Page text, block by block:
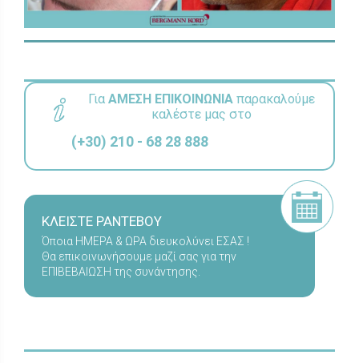
ΓιαΑΜΕΣΗ ΕΠΙΚΟΙΝΩΝΙΑ παρακαλούμε
καλέστε μας στο
(+30) 210 - 68 28 888
ΚΛΕΙΣΤΕ ΡΑΝΤΕΒΟΥ
Όποια ΗΜΕΡΑ & ΩΡΑ διευκολύνει ΕΣΑΣ !
Θα επικοινωνήσουμε μαζί σας για την
ΕΠΙΒΕΒΑΙΩΣΗ της συνάντησης.